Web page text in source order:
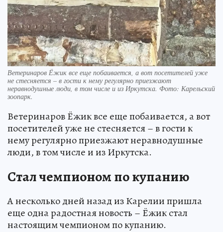
Ветеринаров Ёжик все еще побаивается, а вот посетителей уже
не стесняется – в гости к нему регулярно приезжают
неравнодушные люди, в том числе и из Иркутска. Фото: Карельский
зоопарк.
Ветеринаров Ёжик все еще побаивается, а вот
посетителей уже не стесняется – в гости к
нему регулярно приезжают неравнодушные
люди, в том числе и из Иркутска.
Стал чемпионом по купанию
А несколько дней назад из Карелии пришла
еще одна радостная новость – Ёжик стал
настоящим чемпионом по купанию.